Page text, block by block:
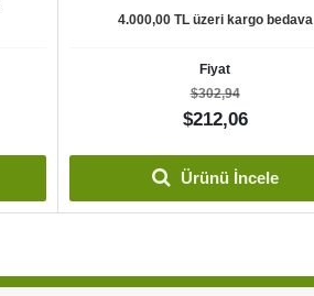
4.000,00 TL üzeri kargo bedava
Fiyat
$302,94
$212,06
Ürünü İncele